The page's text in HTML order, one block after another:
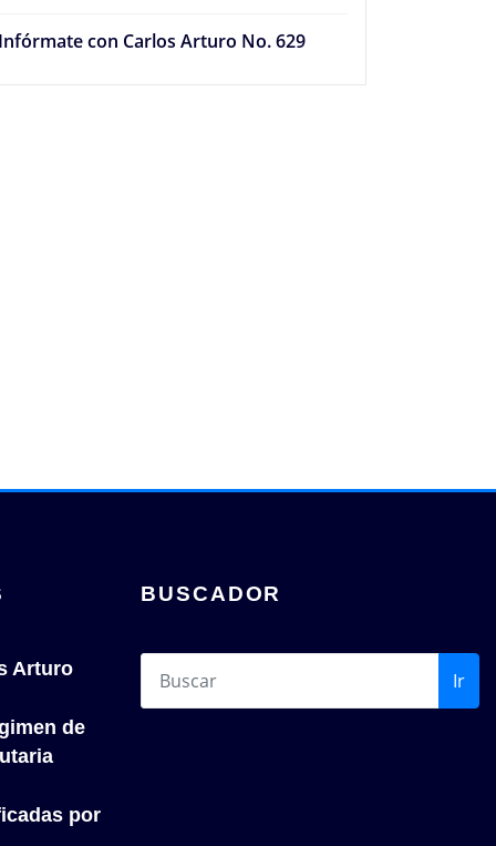
con Carlos Arturo No. 629
Arturo
de
por
BUSCADOR
Ir